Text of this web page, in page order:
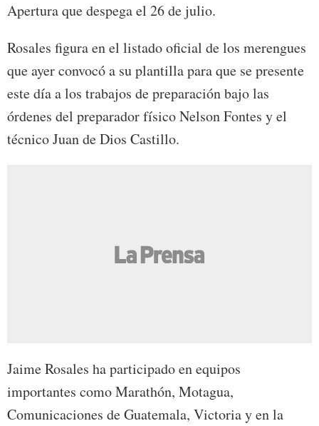
Apertura que despega el 26 de julio.
Rosales figura en el listado oficial de los merengues
que ayer convocó a su plantilla para que se presente
este día a los trabajos de preparación bajo las
órdenes del preparador físico Nelson Fontes y el
técnico Juan de Dios Castillo.
Jaime Rosales ha participado en equipos
importantes como Marathón, Motagua,
Comunicaciones de Guatemala, Victoria y en la